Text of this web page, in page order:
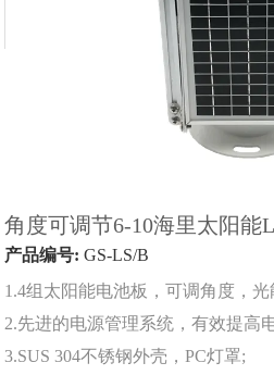
角度可调节6-10海里太阳能
产品编号: GS-LS/B
1.4组太阳能电池板，可调角度，
2.先进的电源管理系统，有效提高
3.SUS 304不锈钢外壳，PC灯罩;